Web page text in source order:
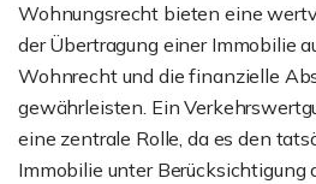
Wohnungsrecht bieten eine
der Übertragung einer Immobilie
Wohnrecht und die finanzielle
gewährleisten. Ein
eine zentrale Rolle, da es den
Immobilie unter Berücksichtigung